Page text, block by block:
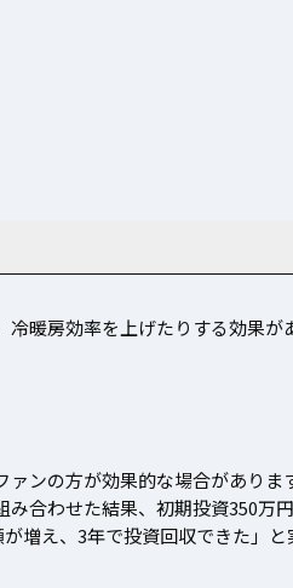
暖房効率を上げたりする効果が
ンの方が効果的な場合がありま
合わせた結果、初期投資350万
増え、3年で投資回収できた」と